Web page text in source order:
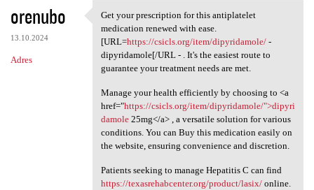
orenubo
13.10.2024
Adres
Get your prescription for
Get your prescription for this antiplatelet
medication renewed with ease.
[URL=https://csicls.org/item/dipyridamole/-
dipyridamole[/URL - . It's the easiest route to
guarantee your treatment needs are met.
Manage your health efficiently by choosing to <a
href="https://csicls.org/item/dipyridamole/">dipyri
damole25mg</a> , a versatile solution for various
conditions. You can Buy this medication easily on
the website, ensuring convenience and discretion.
Patients seeking to manage Hepatitis C can find
https://texasrehabcenter.org/product/lasix/online.